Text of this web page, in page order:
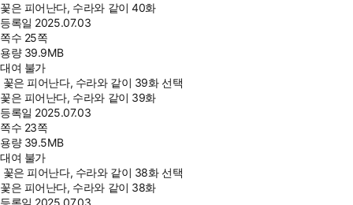
꽃은 피어난다, 수라와 같이 40화
등록일 2025.07.03
쪽수 25쪽
용량 39.9MB
대여 불가
꽃은 피어난다, 수라와 같이 39화 선택
꽃은 피어난다, 수라와 같이 39화
등록일 2025.07.03
쪽수 23쪽
용량 39.5MB
대여 불가
꽃은 피어난다, 수라와 같이 38화 선택
꽃은 피어난다, 수라와 같이 38화
등록일 2025.07.03